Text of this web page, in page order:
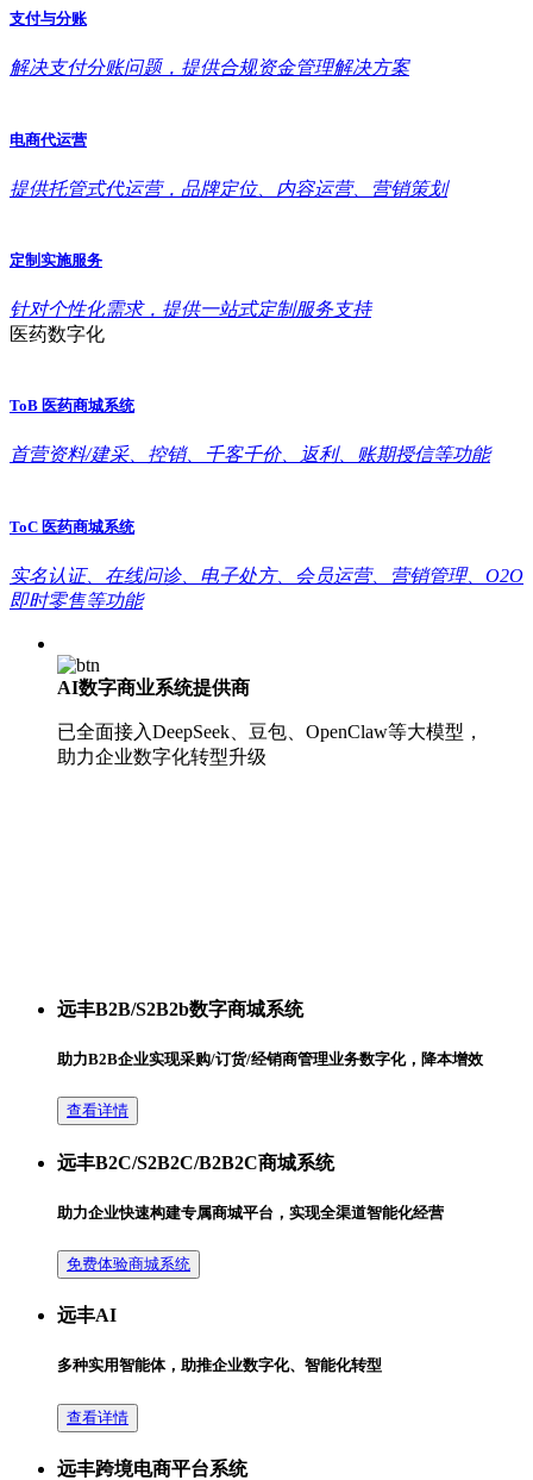
支付与分账
解决支付分账问题，提供合规资金管理解决方案
电商代运营
提供托管式代运营，品牌定位、内容运营、营销策划
定制实施服务
针对个性化需求，提供一站式定制服务支持
医药数字化
ToB 医药商城系统
首营资料/建采、控销、千客千价、返利、账期授信等功能
ToC 医药商城系统
实名认证、在线问诊、电子处方、会员运营、营销管理、O2O
即时零售等功能
AI数字商业系统提供商
已全面接入DeepSeek、豆包、OpenClaw等大模型，
助力企业数字化转型升级
远丰B2B/S2B2b数字商城系统
助力B2B企业实现采购/订货/经销商管理业务数字化，降本增效
查看详情
远丰B2C/S2B2C/B2B2C商城系统
助力企业快速构建专属商城平台，实现全渠道智能化经营
免费体验商城系统
远丰AI
多种实用智能体，助推企业数字化、智能化转型
查看详情
远丰跨境电商平台系统